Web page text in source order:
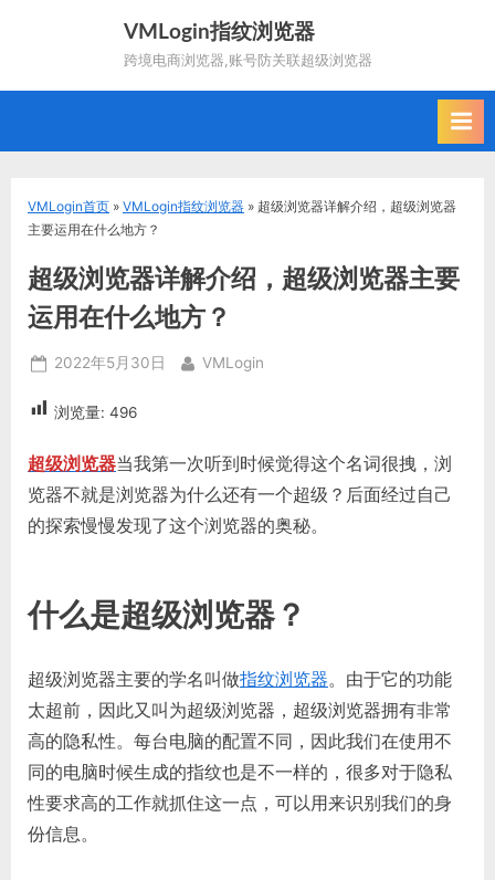
VMLogin指纹浏览器
跨境电商浏览器,账号防关联超级浏览器
VMLogin首页 » VMLogin指纹浏览器 » 超级浏览器详解介绍，超级浏览器
主要运用在什么地方？
超级浏览器详解介绍，超级浏览器主要
运用在什么地方？
Posted
2022年5月30日 By
VMLogin
浏览量: 496
超级浏览器当我第一次听到时候觉得这个名词很拽，浏
览器不就是浏览器为什么还有一个超级？后面经过自己
的探索慢慢发现了这个浏览器的奥秘。
什么是超级浏览器？
超级浏览器主要的学名叫做指纹浏览器。由于它的功能
太超前，因此又叫为超级浏览器，超级浏览器拥有非常
高的隐私性。每台电脑的配置不同，因此我们在使用不
同的电脑时候生成的指纹也是不一样的，很多对于隐私
性要求高的工作就抓住这一点，可以用来识别我们的身
份信息。